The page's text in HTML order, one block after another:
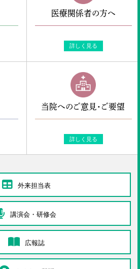
医療関係者の方へ
詳しく見る
当院へのご意見・ご要望
詳しく見る
外来担当表
講演会・研修会
広報誌